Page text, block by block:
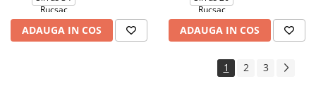
ADAUGA IN COS ADAUGA IN COS
1 2 3